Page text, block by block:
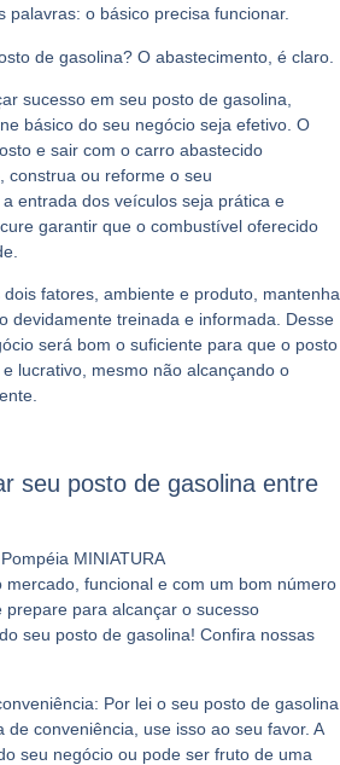
palavras: o básico precisa funcionar.
de gasolina? O abastecimento, é claro.
sucesso em seu posto de gasolina,
básico do seu negócio seja efetivo. O
e sair com o carro abastecido
construa ou reforme o seu
entrada dos veículos seja prática e
garantir que o combustível oferecido
fatores, ambiente e produto, mantenha
devidamente treinada e informada. Desse
será bom o suficiente para que o posto
lucrativo, mesmo não alcançando o
seu posto de gasolina entre
funcional e com um bom número
para alcançar o sucesso
seu posto de gasolina! Confira nossas
Por lei o seu posto de gasolina
de conveniência, use isso ao seu favor. A
seu negócio ou pode ser fruto de uma